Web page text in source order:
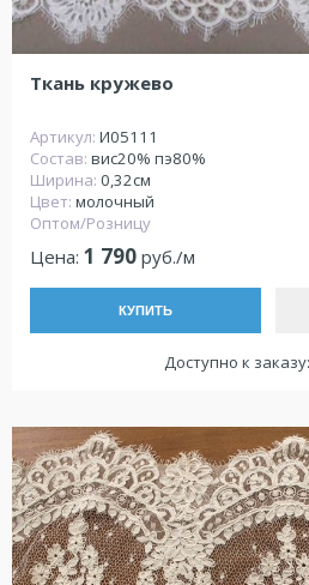
Ткань кружево
Артикул: И05111
Состав: вис20% пэ80%
Ширина: 0,32см
Цвет: молочный
Оптом/Розницу
Цена: 1 790 руб./м
КУПИТЬ
Доступно к